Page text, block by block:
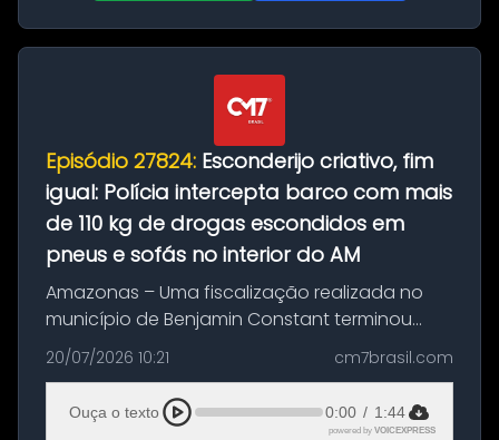
Episódio 27824: Esconderijo criativo, fim
igual: Polícia intercepta barco com mais
de 110 kg de drogas escondidos em
pneus e sofás no interior do AM
Amazonas – Uma fiscalização realizada no
município de Benjamin Constant terminou
com a apreensão de aproximadamente 115
quilos de entorpecentes em uma
embarcação atracada no porto da cidade. O
materia...
20/07/2026 10:21 cm7brasil.com
Ouça o texto 0:00 / 1:44
powered by VOICEXPRESS